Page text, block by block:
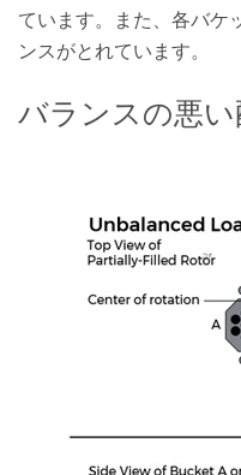
ています。また、各バケ
ンスがとれています。
バランスの悪い